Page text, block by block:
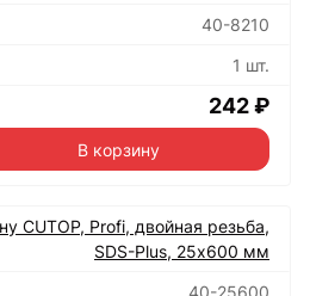
40-8210
1 шт.
242 ₽
В корзину
CUTOP, Profi, двойная резьба,
SDS-Plus, 25х600 мм